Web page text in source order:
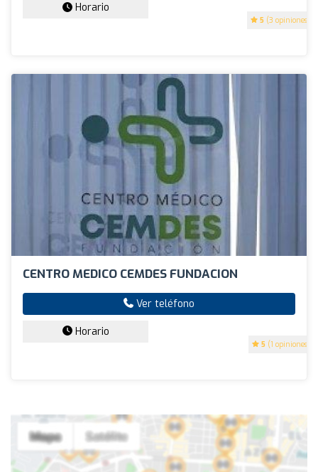
5 (3 opiniones)
Horario
CENTRO MEDICO CEMDES FUNDACION
5 (1 opiniones)
Ver teléfono
Horario